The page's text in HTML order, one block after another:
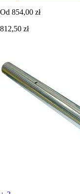
Od 854,00 zł
812,50 zł